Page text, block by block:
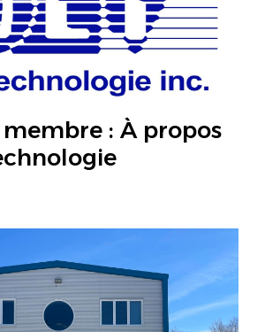
: À propos